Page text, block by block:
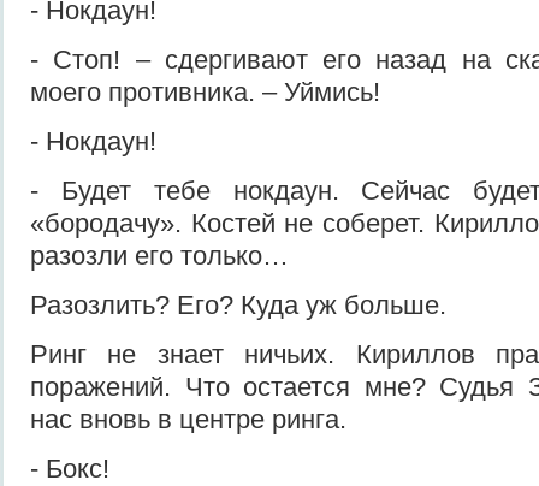
- Нокдаун!
- Стоп! – сдергивают его назад на
моего противника. – Уймись!
- Нокдаун!
- Будет тебе нокдаун. Сейчас
«бородачу». Костей не соберет.
разозли его только…
Разозлить? Его? Куда уж больше.
Ринг не знает ничьих. Кириллов
поражений. Что остается мне? Судья
нас вновь в центре ринга.
- Бокс!